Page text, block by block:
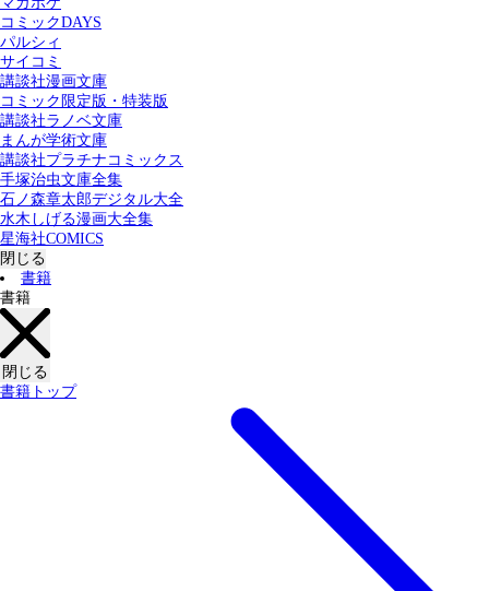
コミックDAYS
パルシィ
サイコミ
講談社漫画文庫
コミック限定版・特装版
講談社ラノベ文庫
まんが学術文庫
講談社プラチナコミックス
手塚治虫文庫全集
石ノ森章太郎デジタル大全
水木しげる漫画大全集
星海社COMICS
閉じる
書籍
書籍
閉じる
書籍トップ
カテゴリー：
すべての記事